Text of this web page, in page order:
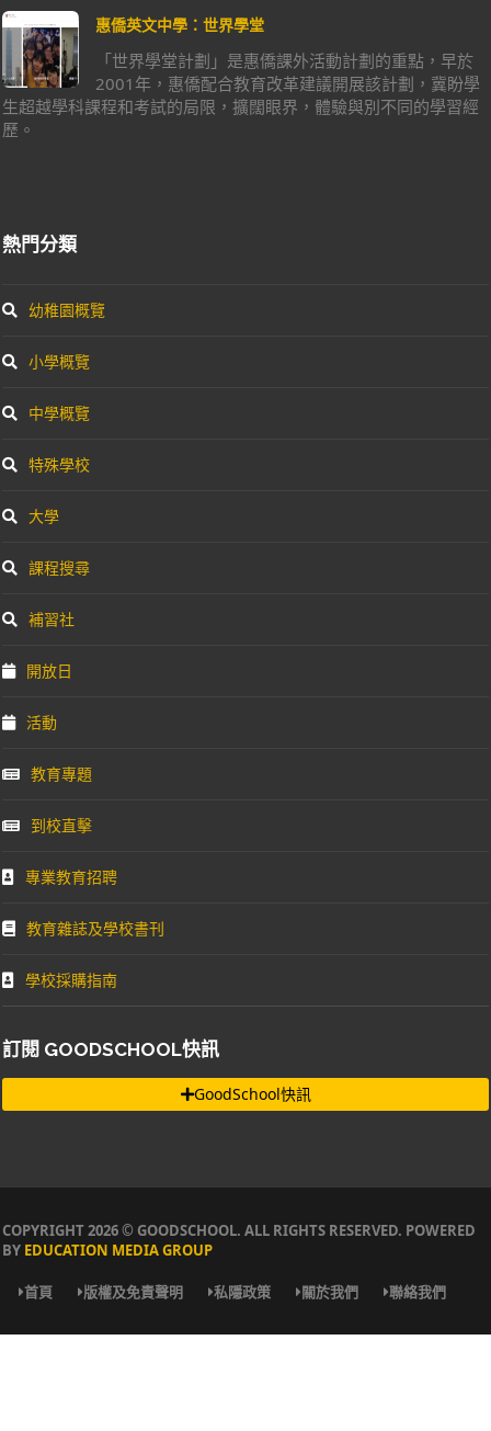
惠僑英文中學：世界學堂
「世界學堂計劃」是惠僑課外活動計劃的重點，早於
2001年，惠僑配合教育改革建議開展該計劃，冀盼學
生超越學科課程和考試的局限，擴闊眼界，體驗與別不同的學習經
歷。
熱門分類
幼稚園概覽
小學概覽
中學概覽
特殊學校
大學
課程搜尋
補習社
開放日
活動
教育專題
到校直擊
專業教育招聘
教育雜誌及學校書刊
學校採購指南
訂閱 GOODSCHOOL快訊
GoodSchool快訊
COPYRIGHT 2026 © GOODSCHOOL. ALL RIGHTS RESERVED. POWERED
BY EDUCATION MEDIA GROUP
首頁 版權及免責聲明 私隱政策 關於我們 聯絡我們